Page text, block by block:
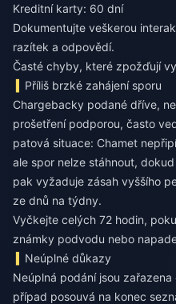
Kreditní karty: 60 dní
Dokumentujte veškerou
razítek a odpovědí.
Časté chyby, které zpožďují
Příliš brzké zahájení sporu
Chargebacky podané dříve,
prošetření podporou, často
patová situace: Chamet
ale spor nelze stáhnout,
pak vyžaduje zásah vyššího
ze dnů na týdny.
Vyčkejte celých 72 hodin,
známky podvodu nebo
Neúplné důkazy
Neúplná podání jsou
případ posouvá na konec